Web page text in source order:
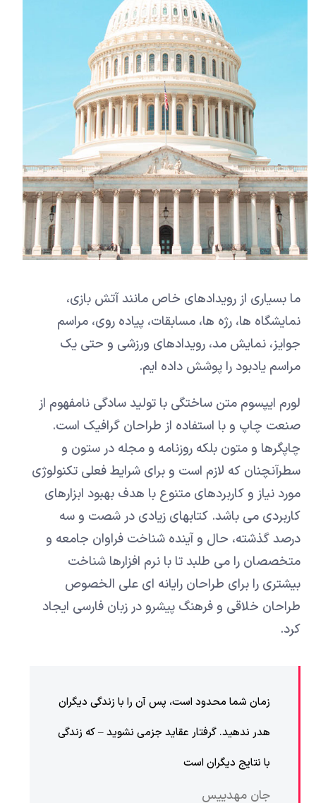
ما بسیاری از رویدادهای خاص مانند آتش بازی،
نمایشگاه ها، رژه ها، مسابقات، پیاده روی، مراسم
جوایز، نمایش مد، رویدادهای ورزشی و حتی یک
مراسم یادبود را پوشش داده ایم.
لورم ایپسوم متن ساختگی با تولید سادگی نامفهوم از
صنعت چاپ و با استفاده از طراحان گرافیک است.
چاپگرها و متون بلکه روزنامه و مجله در ستون و
سطرآنچنان که لازم است و برای شرایط فعلی تکنولوژی
مورد نیاز و کاربردهای متنوع با هدف بهبود ابزارهای
کاربردی می باشد. کتابهای زیادی در شصت و سه
درصد گذشته، حال و آینده شناخت فراوان جامعه و
متخصصان را می طلبد تا با نرم افزارها شناخت
بیشتری را برای طراحان رایانه ای علی الخصوص
طراحان خلاقی و فرهنگ پیشرو در زبان فارسی ایجاد
کرد.
زمان شما محدود است، پس آن را با زندگی دیگران
هدر ندهید. گرفتار عقاید جزمی نشوید – که زندگی
با نتایج دیگران است
جان مهدییس